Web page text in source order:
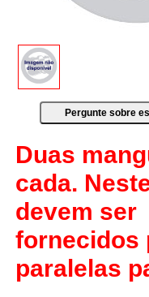
Duas
cada.
devem ser
fornecidos
paralelas